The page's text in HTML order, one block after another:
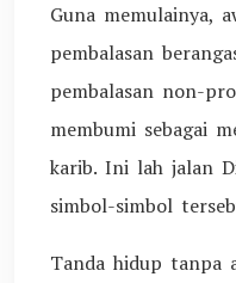
Guna memulainya,
pembalasan
pembalasan non-
membumi sebagai
karib. Ini lah jalan
simbol-simbol
Tanda hidup tanpa